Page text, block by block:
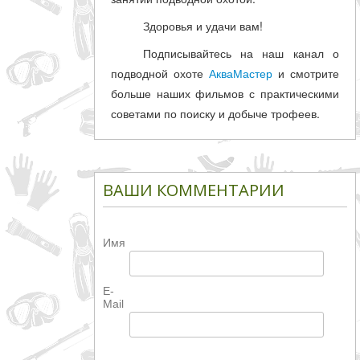
Здоровья и удачи вам!
Подписывайтесь на наш канал о
подводной охоте АкваМастери смотрите
больше наших фильмов с практическими
советами по поиску и добыче трофеев.
ВАШИ КОММЕНТАРИИ
Имя
E-
Mail